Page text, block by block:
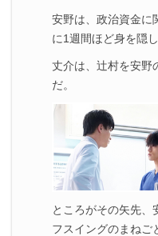
安野は、政治資金に
に1週間ほど身を隠
丈介は、辻村を安野
だ。
ところがその矢先、
フスイングのまねご